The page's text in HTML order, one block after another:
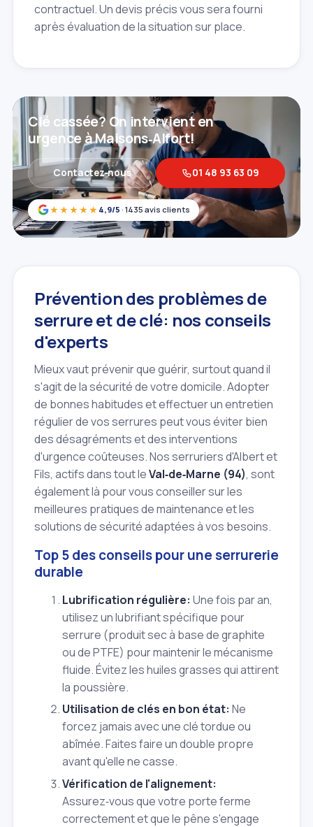
contractuel. Un devis précis vous sera fourni
après évaluation de la situation sur place.
★★★★★ 4,9/5 · 1435 avis clients
Clé cassée? On intervient en
urgence à Maisons‑Alfort!
Contactez‑nous 01 48 93 63 09
Prévention des problèmes de
serrure et de clé: nos conseils
d'experts
Mieux vaut prévenir que guérir, surtout quand il
s'agit de la sécurité de votre domicile. Adopter
de bonnes habitudes et effectuer un entretien
régulier de vos serrures peut vous éviter bien
des désagréments et des interventions
d'urgence coûteuses. Nos serruriers d'Albert et
Fils, actifs dans tout leVal‑de‑Marne (94), sont
également là pour vous conseiller sur les
meilleures pratiques de maintenance et les
solutions de sécurité adaptées à vos besoins.
Top 5 des conseils pour une serrurerie
durable
Lubrification régulière: Une fois par an,
utilisez un lubrifiant spécifique pour
serrure (produit sec à base de graphite
ou de PTFE) pour maintenir le mécanisme
fluide. Évitez les huiles grasses qui attirent
la poussière.
Utilisation de clés en bon état: Ne
forcez jamais avec une clé tordue ou
abîmée. Faites faire un double propre
avant qu'elle ne casse.
Vérification de l'alignement:
Assurez‑vous que votre porte ferme
correctement et que le pêne s'engage